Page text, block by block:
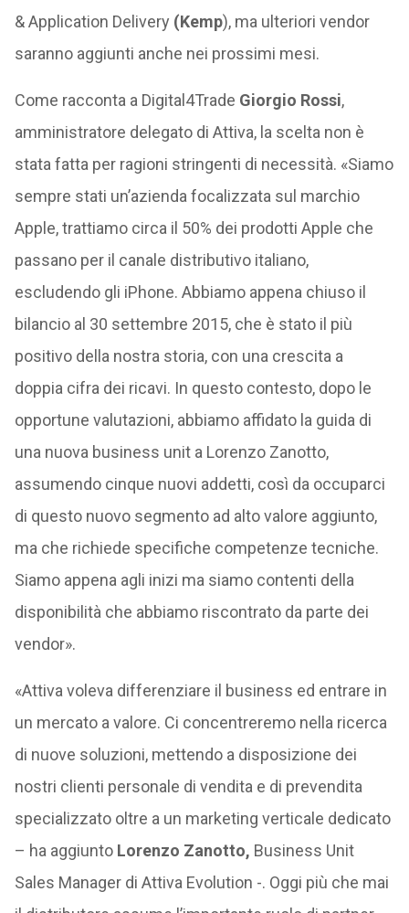
& Application Delivery (Kemp), ma ulteriori vendor
saranno aggiunti anche nei prossimi mesi.
Come racconta a Digital4Trade Giorgio Rossi,
amministratore delegato di Attiva, la scelta non è
stata fatta per ragioni stringenti di necessità. «Siamo
sempre stati un’azienda focalizzata sul marchio
Apple, trattiamo circa il 50% dei prodotti Apple che
passano per il canale distributivo italiano,
escludendo gli iPhone. Abbiamo appena chiuso il
bilancio al 30 settembre 2015, che è stato il più
positivo della nostra storia, con una crescita a
doppia cifra dei ricavi. In questo contesto, dopo le
opportune valutazioni, abbiamo affidato la guida di
una nuova business unit a Lorenzo Zanotto,
assumendo cinque nuovi addetti, così da occuparci
di questo nuovo segmento ad alto valore aggiunto,
ma che richiede specifiche competenze tecniche.
Siamo appena agli inizi ma siamo contenti della
disponibilità che abbiamo riscontrato da parte dei
vendor».
«Attiva voleva differenziare il business ed entrare in
un mercato a valore. Ci concentreremo nella ricerca
di nuove soluzioni, mettendo a disposizione dei
nostri clienti personale di vendita e di prevendita
specializzato oltre a un marketing verticale dedicato
– ha aggiunto Lorenzo Zanotto, Business Unit
Sales Manager di Attiva Evolution -. Oggi più che mai